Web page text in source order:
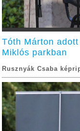
Tóth Márton
Miklós parkban
Rusznyák Csaba